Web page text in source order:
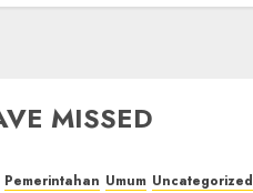
MISSED
Pemerintahan Umum Uncategorized